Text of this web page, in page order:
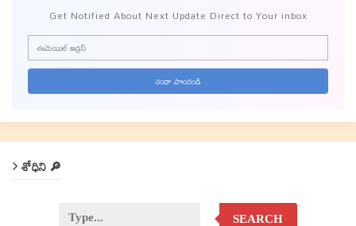
Get Notified About Next Update Direct to Your inbox
శోధిని 🔎
SEARCH